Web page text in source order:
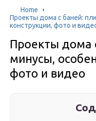
Home
Проекты дома с баней:
конструкции, фото и
Проекты дома
минусы,
фото и видео